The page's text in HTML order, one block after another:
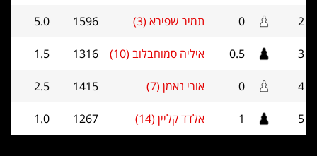
2
0 תמיר שפירא (3) 1596
5.0
3
0.5 איליה סמוחבלוב (10) 1316
1.5
4
0 אורי נאמן (7) 1415
2.5
5
1 אלדד קליין (14) 1267
1.0